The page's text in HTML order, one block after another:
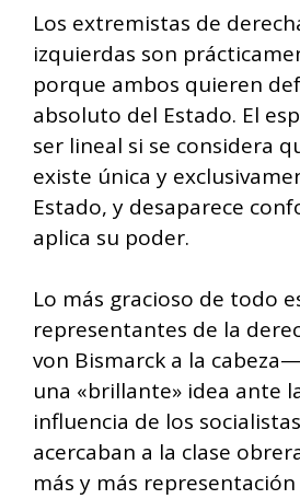
Los extremistas de
izquierdas son
porque ambos quieren
absoluto del Estado. El
ser lineal si se considera
existe única y
Estado, y desaparece
aplica su poder.
Lo más gracioso de todo
representantes de la
von Bismarck a la
una «brillante» idea ante
influencia de los
acercaban a la clase
más y más representación